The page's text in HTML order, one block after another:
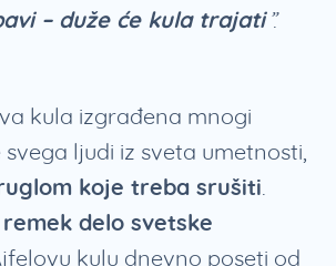
– duže će kula trajati”.
kula izgrađena mnogi
ljudi iz sveta umetnosti,
koje treba srušiti.
remek delo svetske
kulu dnevno poseti od